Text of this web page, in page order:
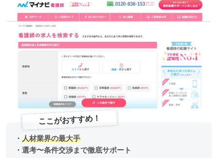
ここがおすすめ！
・ 人材業界の最大手
・選考〜条件交渉まで徹底サポート